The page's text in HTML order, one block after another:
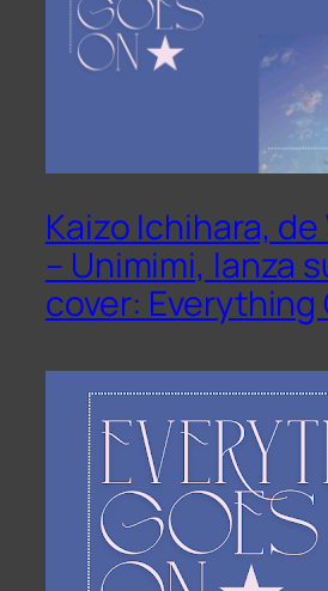
Kaizo Ichihara, de
– Unimimi, lanza
cover: Everything